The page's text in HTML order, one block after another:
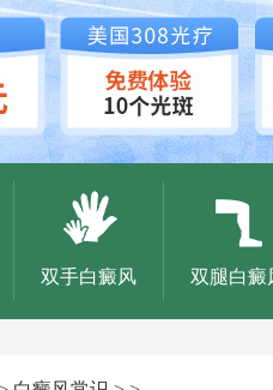
双手白癜风 双腿白癜